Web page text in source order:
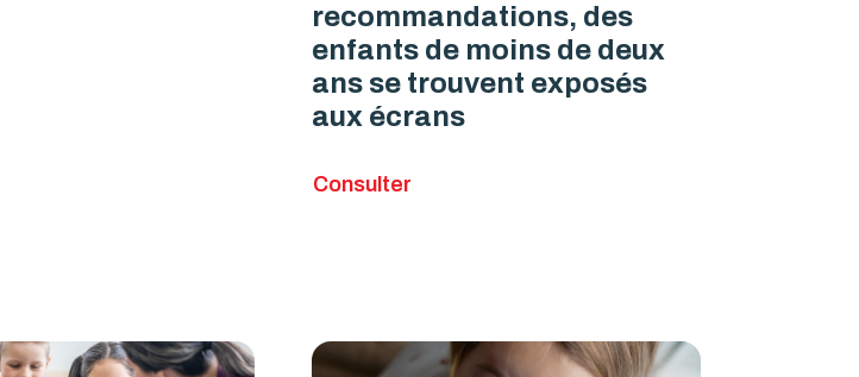
recommandations, des
enfants de moins de deux
ans se trouvent exposés
aux écrans
Consulter